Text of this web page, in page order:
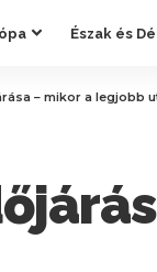
Észak és
– mikor a legjobb